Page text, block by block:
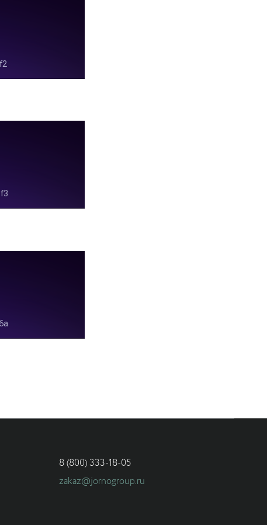
8 (800) 333-18-05
zakaz@jornogroup.ru